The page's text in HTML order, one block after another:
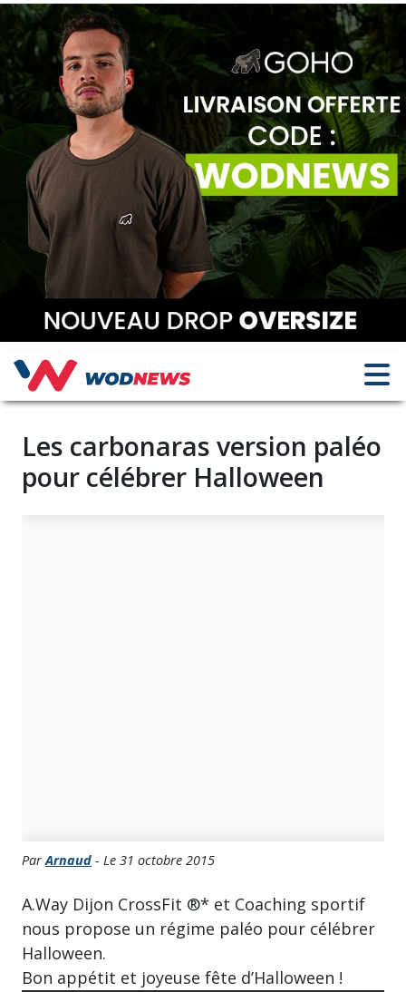
Les carbonaras version paléo
pour célébrer Halloween
ParArnaud - Le 31 octobre 2015
A.Way Dijon CrossFit ®* et Coaching sportif
nous propose un régime paléo pour célébrer
Halloween.
Bon appétit et joyeuse fête d’Halloween !